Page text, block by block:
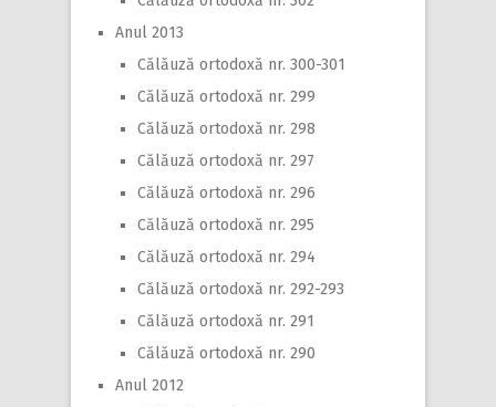
Anul 2013
Călăuză ortodoxă nr. 300-301
Călăuză ortodoxă nr. 299
Călăuză ortodoxă nr. 298
Călăuză ortodoxă nr. 297
Călăuză ortodoxă nr. 296
Călăuză ortodoxă nr. 295
Călăuză ortodoxă nr. 294
Călăuză ortodoxă nr. 292-293
Călăuză ortodoxă nr. 291
Călăuză ortodoxă nr. 290
Anul 2012